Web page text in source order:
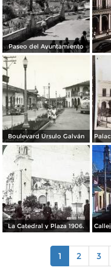
Paseo del Ayuntamiento
Boulevard Úrsulo Galván
La Catedral y Plaza 1906.
1 2 3